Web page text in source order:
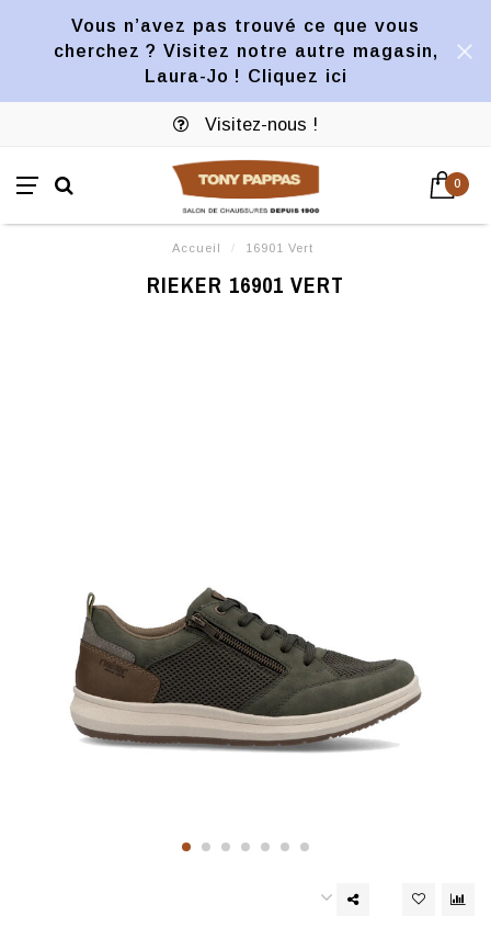
Vous n’avez pas trouvé ce que vous
cherchez ? Visitez notre autre magasin,
Laura-Jo ! Cliquez ici
Visitez-nous !
0
Accueil / 16901 Vert
RIEKER 16901 VERT